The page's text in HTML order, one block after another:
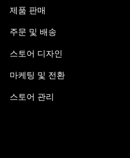
제품 판매
주문 및 배송
스토어 디자인
마케팅 및 전환
스토어 관리